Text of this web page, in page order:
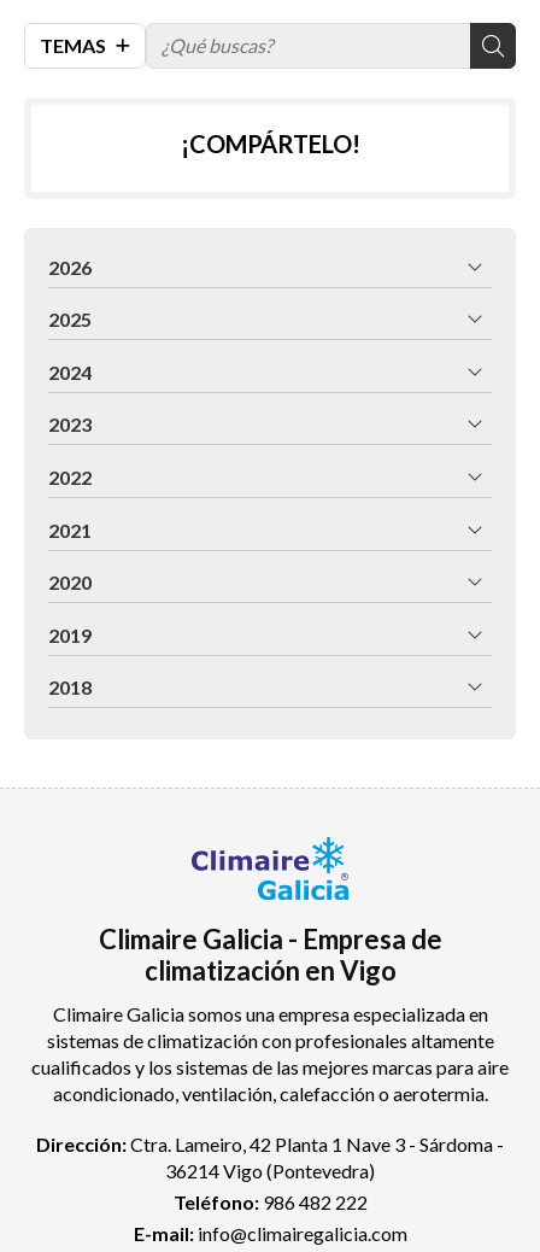
TEMAS
¡COMPÁRTELO!
2026
2025
2024
2023
2022
2021
2020
2019
2018
Climaire Galicia - Empresa de
climatización en Vigo
Climaire Galicia somos una empresa especializada en
sistemas de climatización con profesionales altamente
cualificados y los sistemas de las mejores marcas para aire
acondicionado, ventilación, calefacción o aerotermia.
Dirección:Ctra. Lameiro, 42 Planta 1 Nave 3 - Sárdoma -
36214 Vigo(Pontevedra)
Teléfono: 986 482 222
E-mail:info@climairegalicia.com